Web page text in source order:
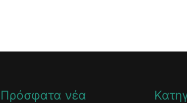
Πρόσφατα νέα